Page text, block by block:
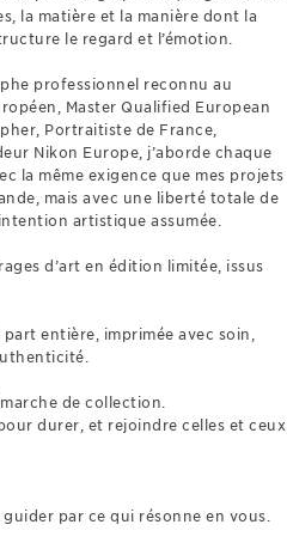
la matière et la manière dont la
le regard et l’émotion.
professionnel reconnu au
Master Qualified European
Portraitiste de France,
Nikon Europe, j’aborde chaque
la même exigence que mes projets
mais avec une liberté totale de
artistique assumée.
d’art en édition limitée, issus
entière, imprimée avec soin,
de collection.
durer, et rejoindre celles et ceux
par ce qui résonne en vous.